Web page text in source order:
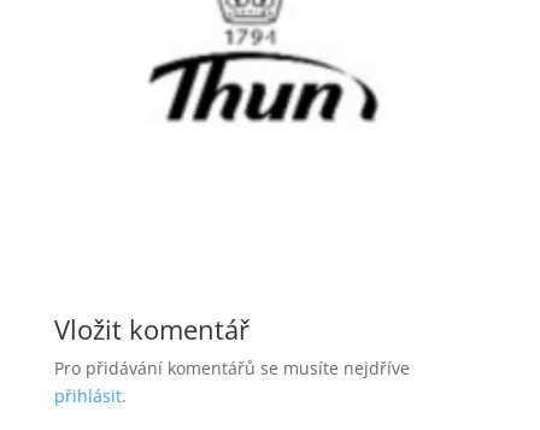
Vložit komentář
Pro přidávání komentářů se musíte nejdříve
přihlásit.